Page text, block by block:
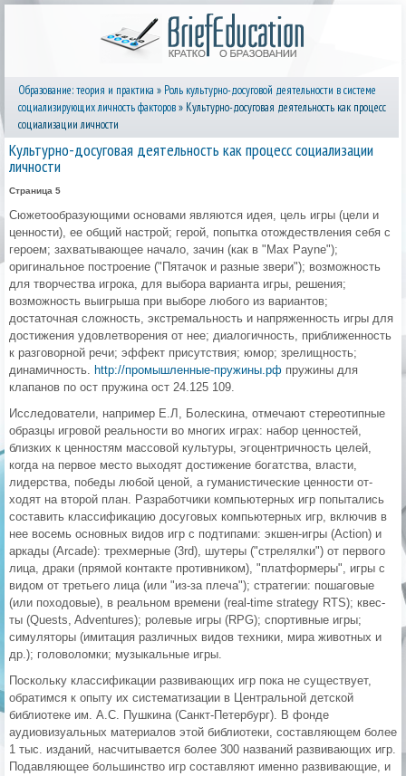
Образование: теория и практика » Роль культурно-досуговой деятельности в системе
социализирующих личность факторов» Культурно-досуговая деятельность как процесс
социализации личности
Культурно-досуговая деятельность как процесс социализации
личности
Страница 5
Сюжетообразующими основами яв­ляются идея, цель игры (цели и
ценно­сти), ее общий настрой; герой, попытка отождествления себя с
героем; захваты­вающее начало, зачин (как в "Мах Payne");
оригинальное построение ("Пятачок и разные звери"); возможность
для творчества игрока, для выбо­ра варианта игры, решения;
возможность выигрыша при выборе любого из вариантов;
достаточная сложность, экстремальность и напряженность иг­ры для
достижения удовлетворения от нее; диалогичность, приближенность
к разговорной речи; эффект присутствия; юмор; зрелищность;
динамич­ность. http://промышленные-пружины.рф пружины для
клапанов по ост пружина ост 24.125 109.
Исследователи, например Е.Л, Болескина, отмечают стереотипные
об­разцы игровой реальности во многих играх: набор ценностей,
близких к ценностям массовой культуры, эгоцентричность целей,
когда на первое место выходят достижение богатства, власти,
лидерства, победы любой це­ной, а гуманистические ценности от­
ходят на второй план. Разработчики компьютерных игр попытались
соста­вить классификацию досуговых компьютерных игр, включив в
нее восемь основных видов игр с подтипами: экшен-игры (Action) и
аркады (Arcade): трехмерные (3rd), шутеры ("стрелял­ки") от первого
лица, драки (прямой контакте противником), "платформеры", игры с
видом от третьего лица (или "из-за плеча"); стратегии: поша­говые
(или походовые), в реальном времени (real-time strategy RTS); квес-
ты (Quests, Adventures); ролевые игры (RPG); спортивные игры;
симуляторы (имитация различных видов техники, мира животных и
др.); головоломки; музыкальные игры.
Поскольку классификации разви­вающих игр пока не существует,
обра­тимся к опыту их систематизации в Центральной детской
библиотеке им. А.С. Пушкина (Санкт-Петербург). В фонде
аудиовизуальных материалов этой библиотеки, составляющем бо­лее
1 тыс. изданий, насчитывается бо­лее 300 названий развивающих игр.
Подавляющее большинство игр со­ставляют именно развивающие, и